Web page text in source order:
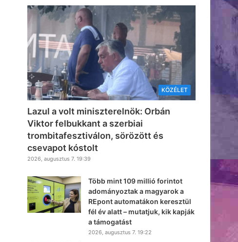
KÖZÉLET
Lazul a volt miniszterelnök: Orbán
Viktor felbukkant a szerbiai
trombitafesztiválon, sörözött és
csevapot kóstolt
2026, augusztus 7. 19:39
Több mint 109 millió forintot
adományoztak a magyarok a
REpont automatákon keresztül
fél év alatt – mutatjuk, kik kapják
a támogatást
2026, augusztus 7. 19:22